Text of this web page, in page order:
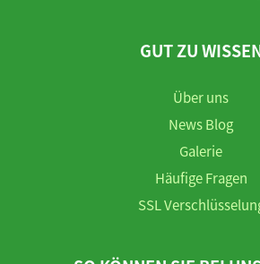
GUT ZU
Über uns
News Blog
Galerie
Häufige Fragen
SSL